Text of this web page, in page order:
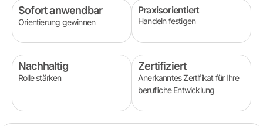
Sofort anwendbar
Orientierung gewinnen
Praxisorientiert
Handeln festigen
Nachhaltig
Rolle stärken
Zertifiziert
Anerkanntes Zertifikat für Ihre
berufliche Entwicklung